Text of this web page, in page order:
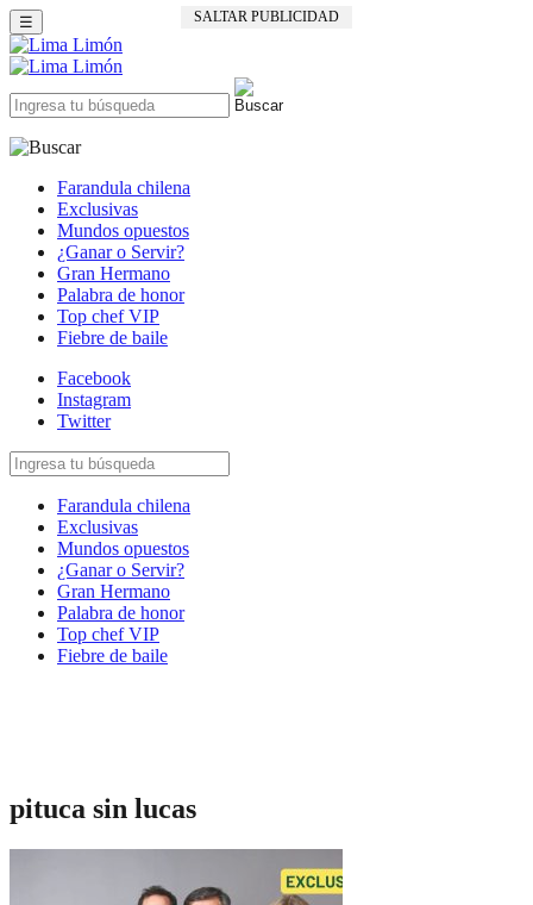
SALTAR PUBLICIDAD
☰
Farandula chilena
Exclusivas
Mundos opuestos
¿Ganar o Servir?
Gran Hermano
Palabra de honor
Top chef VIP
Fiebre de baile
Facebook
Instagram
Twitter
Farandula chilena
Exclusivas
Mundos opuestos
¿Ganar o Servir?
Gran Hermano
Palabra de honor
Top chef VIP
Fiebre de baile
pituca sin lucas